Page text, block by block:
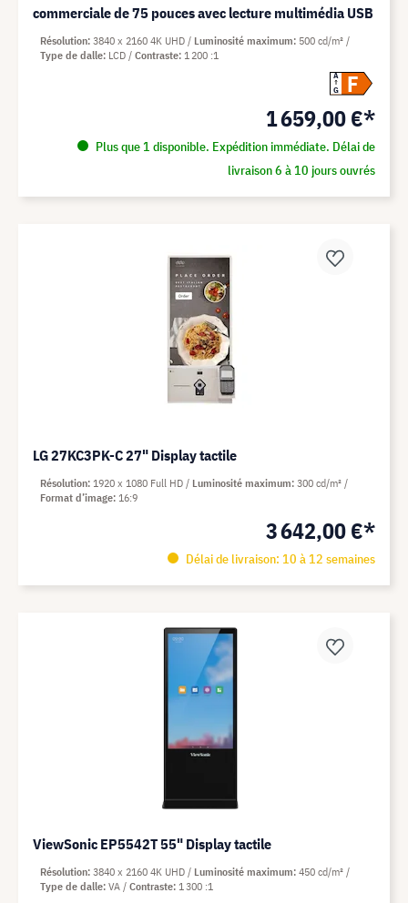
commerciale de 75 pouces avec lecture multimédia USB
A
G
F
1 659,00 €*
Plus que 1 disponible. Expédition immédiate. Délai de
livraison 6 à 10 jours ouvrés
Résolution 3840 x 2160 4K UHD Luminosité maximum 500 cd/m²
Type de dalle LCD Contraste 1 200 :1
LG 27KC3PK-C 27" Display tactile
3 642,00 €*
Délai de livraison: 10 à 12 semaines
Résolution 1920 x 1080 Full HD Luminosité maximum 300 cd/m²
Format d’image 16:9
ViewSonic EP5542T 55" Display tactile
Résolution 3840 x 2160 4K UHD Luminosité maximum 450 cd/m²
Type de dalle VA Contraste 1 300 :1